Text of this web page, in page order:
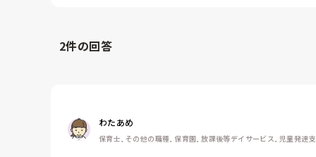
2件の回答
わたあめ
保育士, その他の職種, 保育園, 放課後等デイサービス, 児童発達